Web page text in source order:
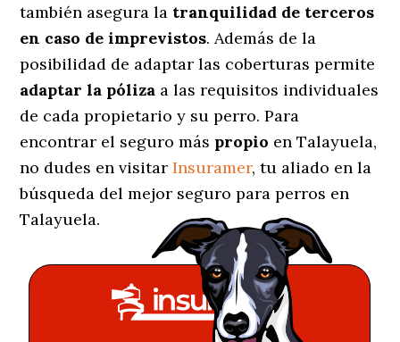
también asegura la tranquilidad de terceros
en caso de imprevistos. Además de la
posibilidad de adaptar las coberturas permite
adaptar la póliza a las requisitos individuales
de cada propietario y su perro. Para
encontrar el seguro más propio en Talayuela,
no dudes en visitarInsuramer, tu aliado en la
búsqueda del mejor seguro para perros en
Talayuela.